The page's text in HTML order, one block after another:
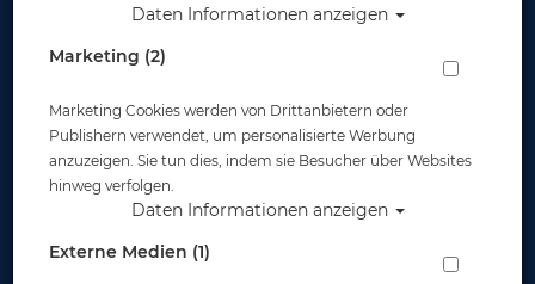
Zahlungsmöglichkeiten
Widerruf
Daten Informationen anzeigen
Marketing (2)
Marketing Cookies werden von Drittanbietern oder
Publishern verwendet, um personalisierte Werbung
anzuzeigen. Sie tun dies, indem sie Besucher über Websites
hinweg verfolgen.
Daten Informationen anzeigen
Externe Medien (1)